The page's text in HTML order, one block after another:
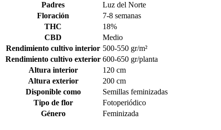
Padres
Luz del Norte
Floración
7-8 semanas
THC
18%
CBD
Medio
Rendimiento cultivo interior 500-550 gr/m²
Rendimiento cultivo exterior 600-650 gr/planta
Altura interior
120 cm
Altura exterior
200 cm
Disponible como
Semillas feminizadas
Tipo de flor
Fotoperiódico
Género
Feminizada